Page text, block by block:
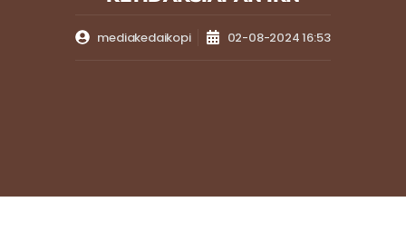
mediakedaikopi 02-08-2024 16:53